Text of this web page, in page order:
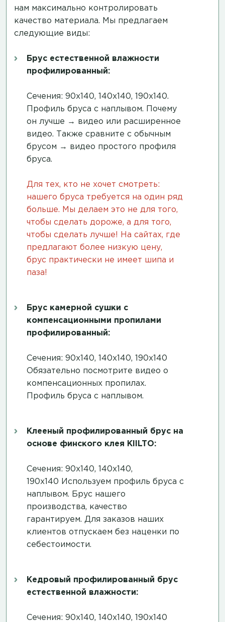
нам максимально контролировать
качество материала. Мы предлагаем
следующие виды:
Брус естественной влажности
профилированный:
Сечения: 90х140, 140х140, 190х140.
Профиль бруса с наплывом. Почему
он лучше → видео или расширенное
видео. Также сравните с обычным
брусом → видео простого профиля
бруса.
Для тех, кто не хочет смотреть:
нашего бруса требуется на один ряд
больше. Мы делаем это не для того,
чтобы сделать дороже, а для того,
чтобы сделать лучше! На сайтах, где
предлагают более низкую цену,
брус практически не имеет шипа и
паза!
Брус камерной сушки с
компенсационными пропилами
профилированный:
Сечения: 90х140, 140х140, 190х140
Обязательно посмотрите видео о
компенсационных пропилах.
Профиль бруса с наплывом.
Клееный профилированный брус на
основе финского клея KIILTO:
Сечения: 90х140, 140х140,
190х140 Используем профиль бруса с
наплывом. Брус нашего
производства, качество
гарантируем. Для заказов наших
клиентов отпускаем без наценки по
себестоимости.
Кедровый профилированный брус
естественной влажности:
Сечения: 90х140, 140х140, 190х140